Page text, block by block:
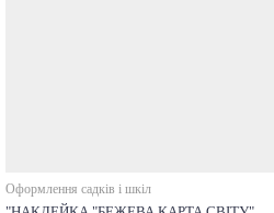
Оформлення садків і шкіл